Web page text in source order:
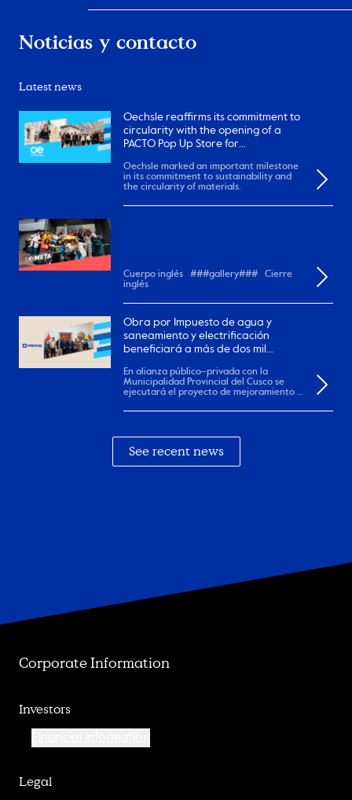
Noticias y contacto
Latest news
Oechsle reaffirms its commitment to
circularity with the opening of a
PACTO Pop Up Store for
Oechsle marked an important milestone
in its commitment to sustainability and
the circularity of materials.
Cuerpo inglés ###gallery### Cierre
inglés
Obra por Impuesto de agua y
saneamiento y electrificación
beneficiará a más de dos mil
En alianza público–privada con la
Municipalidad Provincial del Cusco se
ejecutará el proyecto de mejoramiento y
See recent news
Corporate Information
Investors
Legal